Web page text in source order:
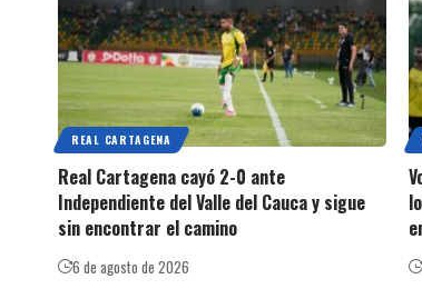
REAL CARTAGENA
Real Cartagena cayó 2-0 ante
Independiente del Valle del Cauca y sigue
sin encontrar el camino
6 de agosto de 2026